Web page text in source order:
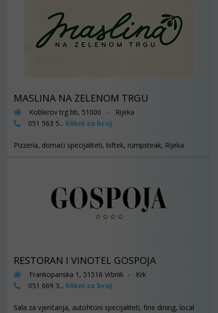
MASLINA NA ZELENOM TRGU
Koblerov trg bb, 51000 - Rijeka
051 563 5... klikni za broj
Pizzeria, domaći specijaliteti, biftek, rumpsteak, Rijeka
RESTORAN I VINOTEL GOSPOJA
Frankopanska 1, 51516 Vrbnik - Krk
051 669 3... klikni za broj
Sala za vjenčanja, autohtoni specijaliteti, fine dining, local